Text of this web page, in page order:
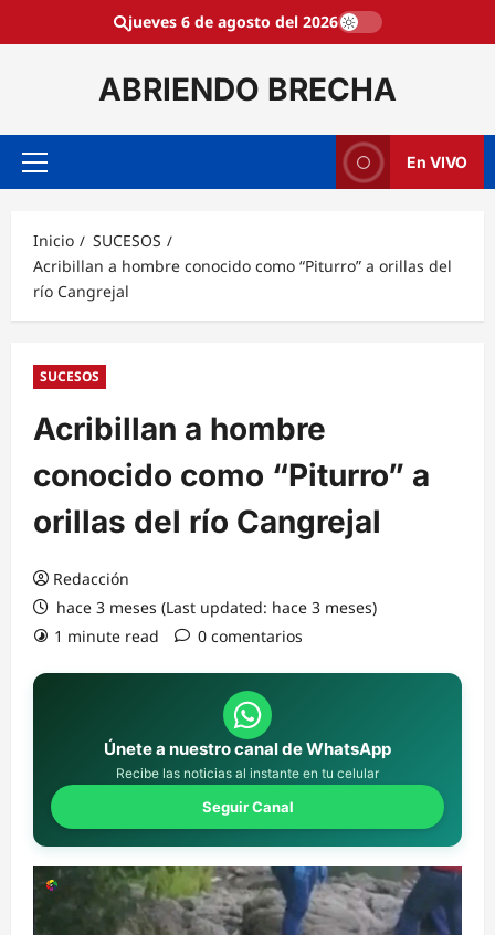
jueves 6 de agosto del 2026
ABRIENDO BRECHA
Menú
En VIVO
Inicio
SUCESOS
Acribillan a hombre conocido como “Piturro” a orillas del
río Cangrejal
SUCESOS
Acribillan a hombre
conocido como “Piturro” a
orillas del río Cangrejal
Redacción
hace 3 meses (Last updated: hace 3 meses)
1 minute read
0 comentarios
Únete a nuestro canal de WhatsApp
Recibe las noticias al instante en tu celular
Seguir Canal